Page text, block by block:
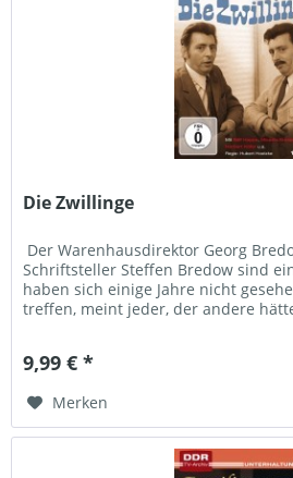
Die Zwillinge
Der Warenhausdirektor Georg
Schriftsteller Steffen Bredow sind
haben sich einige Jahre nicht
treffen, meint jeder, der andere
9,99 € *
Merken